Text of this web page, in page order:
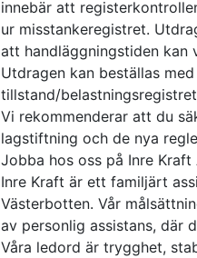
innebär att
ur misstankeregistret.
att handläggningstiden
Utdragen kan beställas
tillstand/
Vi rekommenderar att du
lagstiftning och de nya
Jobba hos oss på Inre Kraft
Inre Kraft är ett familjärt
Västerbotten. Vår
av personlig assistans, där
Våra ledord är trygghet,